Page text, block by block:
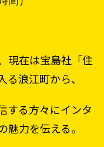
現在は宝島社「住
浪江町から、
する方々にインタ
力を伝える。